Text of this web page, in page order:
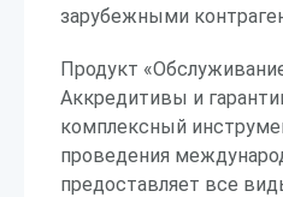
зарубежными
Продукт
Аккредитивы и
комплексный
проведения
предоставляет все